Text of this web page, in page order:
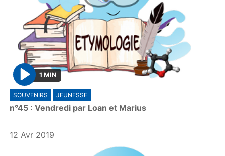
P
l
a
1 MIN
SOUVENIRS JEUNESSE
n°45 : Vendredi par Loan et Marius
12 Avr 2019